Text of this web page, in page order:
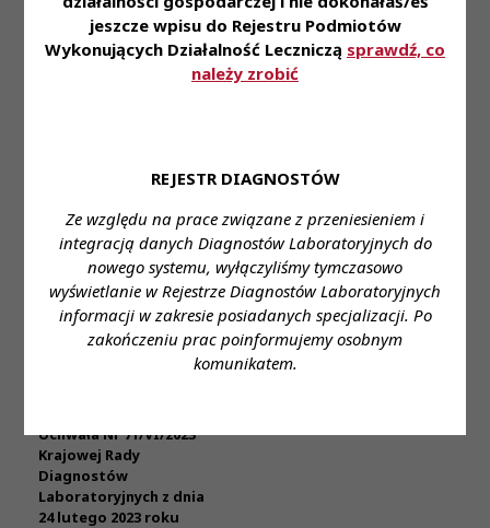
jeszcze wpisu do Rejestru Podmiotów
Wykonujących Działalność Leczniczą sprawdź, co
należy zrobić
REJESTR DIAGNOSTÓW
Ze względu na prace związane z przeniesieniem i
integracją danych Diagnostów Laboratoryjnych do
nowego systemu, wyłączyliśmy tymczasowo
wyświetlanie w Rejestrze Diagnostów Laboratoryjnych
informacji w zakresie posiadanych specjalizacji. Po
zakończeniu prac poinformujemy osobnym
komunikatem.
do przeprowadzenia
audytów finansowego,
organizacyjnego i
bezpieczeństwa danych
23 lutego 2023 roku
w sprawie zmiany uchwały
Nr 210/V/2022 Krajowej
Rady Diagnostów
Laboratoryjnych z dnia 24
listopada 2022 roku w
sprawie przyjęcia planu
dochodów i wydatków
Krajowej Izby Diagnostów
Uchwały
KRDL -
Kadencja
VI
Posiedzenie
II
Załącznik-
1
Załącznik-
2
Uchwała Nr 71/VI/2023
Krajowej Rady
Diagnostów
Laboratoryjnych z dnia
24 lutego 2023 roku